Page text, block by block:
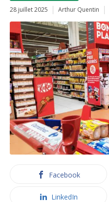
28 juillet 2025 Arthur Quentin
Facebook
LinkedIn